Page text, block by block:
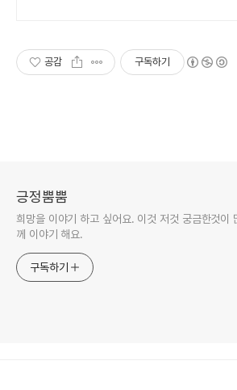
공감 구독하기
긍정뿜뿜
희망을 이야기 하고 싶어요. 이것 저것 궁금한것이
께 이야기 해요.
구독하기